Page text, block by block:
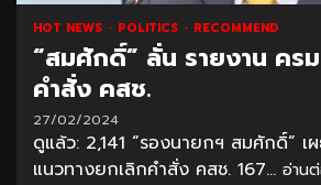
HOT NEWS POLITICS RECOMMEND
“สมศักดิ์” ลั่น รายงาน คร
คำสั่ง คสช.
27/02/2024
ดูแล้ว: 2,141 “รองนายกฯ สมศักดิ์” เ
แนวทางยกเลิกคำสั่ง คสช. 167... อ่าน